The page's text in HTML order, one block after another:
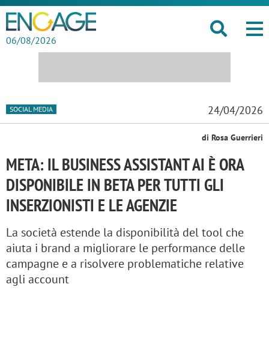
06/08/2026
SOCIAL MEDIA 24/04/2026
di Rosa Guerrieri
META: IL BUSINESS ASSISTANT AI È ORA
DISPONIBILE IN BETA PER TUTTI GLI
INSERZIONISTI E LE AGENZIE
La società estende la disponibilità del tool che
aiuta i brand a migliorare le performance delle
campagne e a risolvere problematiche relative
agli account